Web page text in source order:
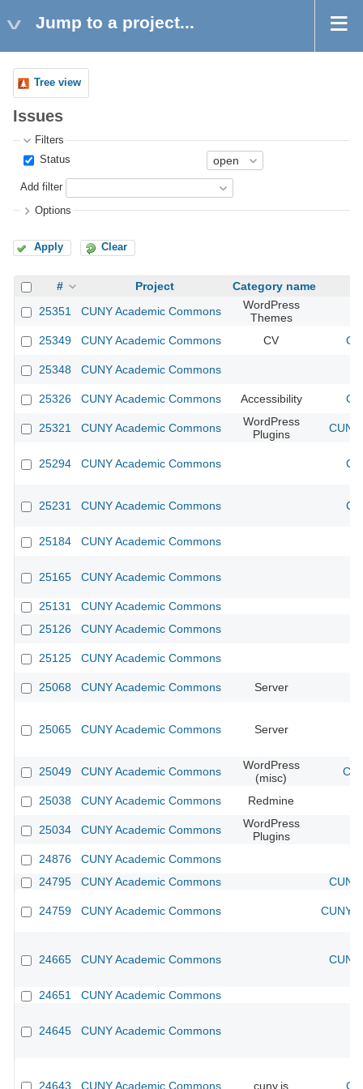
Jump to a project...
Tree view
Issues
Filters
Status
Add filter
Options
Apply Clear
# Project
Category name
25351
CUNY Academic Commons
WordPress
Themes
25349
CUNY Academic Commons CV
25348 CUNY Academic Commons
25326 CUNY Academic Commons Accessibility
25321 CUNY Academic Commons
WordPress
Plugins
25294 CUNY Academic Commons
25231 CUNY Academic Commons
25184 CUNY Academic Commons
25165 CUNY Academic Commons
25131
CUNY Academic Commons
25126
CUNY Academic Commons
25125 CUNY Academic Commons
25068 CUNY Academic Commons Server
25065 CUNY Academic Commons Server
25049 CUNY Academic Commons
WordPress
(misc)
25038 CUNY Academic Commons Redmine
25034 CUNY Academic Commons
WordPress
Plugins
24876
CUNY Academic Commons
24795
CUNY Academic Commons
24759 CUNY Academic Commons CUNY
24665 CUNY Academic Commons
24651 CUNY Academic Commons
24645 CUNY Academic Commons
24643 CUNY Academic Commons cuny.is